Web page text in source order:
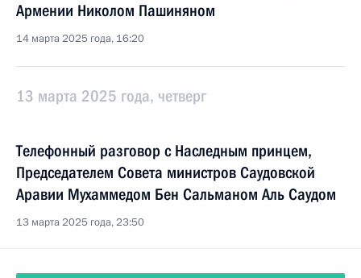
Армении Николом Пашиняном
14 марта 2025 года, 16:20
13 марта 2025 года, четверг
Телефонный разговор с Наследным принцем,
Председателем Совета министров Саудовской
Аравии Мухаммедом Бен Сальманом Аль Саудом
13 марта 2025 года, 23:50